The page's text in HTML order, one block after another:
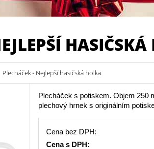
Plecháček - Nejlepší hasičská holka
Plecháček s potiskem. Objem 250
plechový hrnek s originálním
Cena bez DPH:
Cena s DPH: